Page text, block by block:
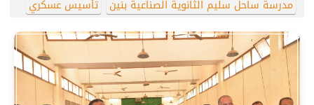
مدرسة ساحل سليم الثانوية الصناعية بنين تأسيس عسكري